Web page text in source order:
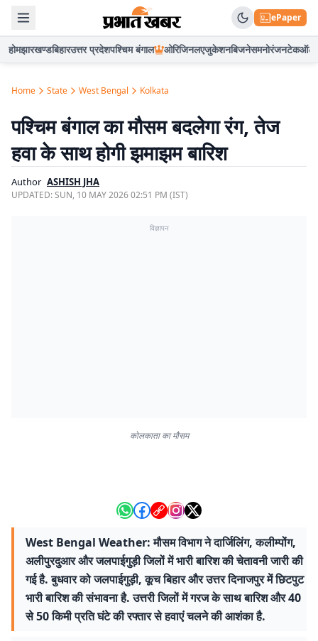
ePaper
होमझारखण्डबिहारउत्तर प्रदेशपश्चिम बंगाल ओरिजिनलएजुकेशनबिजनेसमनोरंजनटेकऑटो
Home State West Bengal Kolkata
पश्चिम बंगाल का मौसम बदलेगा रंग, तेज
हवा के साथ होगी झमाझम बारिश
Author ASHISH JHA
UPDATED:SUN, 10 MAY 2026 02:51 PM (IST)
विज्ञापन
कोलकाता का मौसम
West Bengal Weather: मौसम विभाग ने दार्जिलिंग, कलीम्पोंग,
अलीपुरदुआर और जलपाईगुड़ी जिलों में भारी बारिश की चेतावनी जारी की
गई है. बुधवार को जलपाईगुड़ी, कूच बिहार और उत्तर दिनाजपुर में छिटपुट
भारी बारिश की संभावना है. उत्तरी जिलों में गरज के साथ बारिश और 40
से 50 किमी प्रति घंटे की रफ्तार से हवाएं चलने की आशंका है.